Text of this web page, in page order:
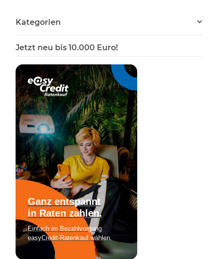
Kategorien
Jetzt neu bis 10.000 Euro!